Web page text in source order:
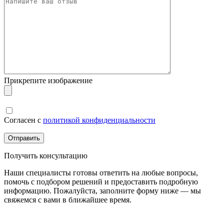
Прикрепите изображение
Согласен с политикой конфиденциальности
Получить консультацию
Наши специалисты готовы ответить на любые вопросы,
помочь с подбором решений и предоставить подробную
информацию. Пожалуйста, заполните форму ниже — мы
свяжемся с вами в ближайшее время.